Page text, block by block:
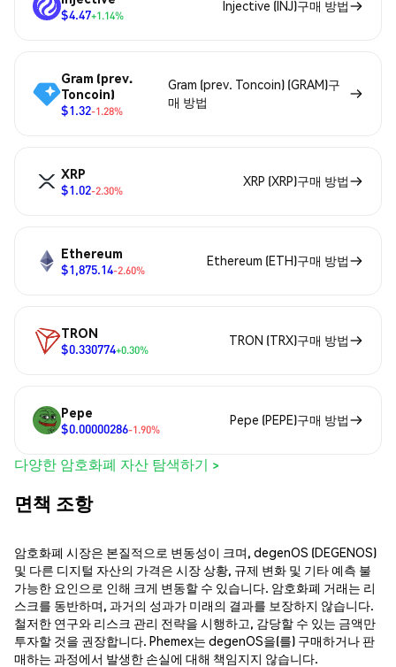
$4.47+1.14%
Injective (INJ)구매 방법
Gram (prev.
Toncoin)
$1.32-1.28%
Gram (prev. Toncoin) (GRAM)구
매 방법
XRP
$1.02-2.30%
XRP (XRP)구매 방법
Ethereum
$1,875.14-2.60%
Ethereum (ETH)구매 방법
TRON
$0.330774+0.30%
TRON (TRX)구매 방법
Pepe
$0.00000286-1.90%
Pepe (PEPE)구매 방법
다양한 암호화폐 자산 탐색하기 >
면책 조항
암호화폐 시장은 본질적으로 변동성이 크며, degenOS (DEGENOS)
및 다른 디지털 자산의 가격은 시장 상황, 규제 변화 및 기타 예측 불
가능한 요인으로 인해 크게 변동할 수 있습니다. 암호화폐 거래는 리
스크를 동반하며, 과거의 성과가 미래의 결과를 보장하지 않습니다.
철저한 연구와 리스크 관리 전략을 시행하고, 감당할 수 있는 금액만
투자할 것을 권장합니다. Phemex는 degenOS을(를) 구매하거나 판
매하는 과정에서 발생한 손실에 대해 책임지지 않습니다.